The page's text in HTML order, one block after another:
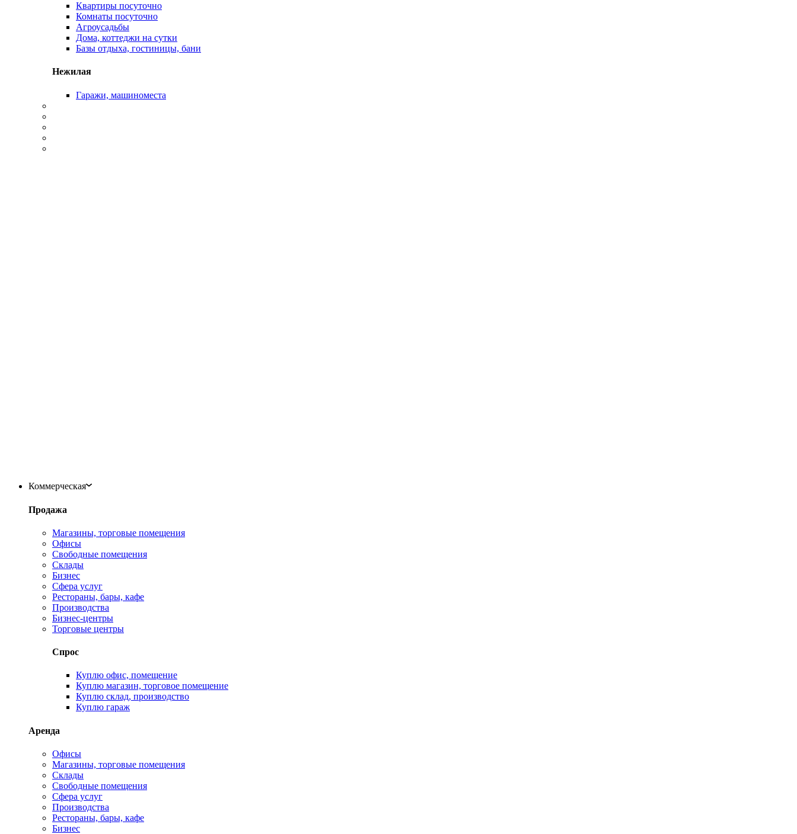
Квартиры посуточно
Комнаты посуточно
Агроусадьбы
Дома, коттеджи на сутки
Базы отдыха, гостиницы, бани
Нежилая
Гаражи, машиноместа
Коммерческая
Продажа
Магазины, торговые помещения
Офисы
Свободные помещения
Склады
Бизнес
Сфера услуг
Рестораны, бары, кафе
Производства
Бизнес-центры
Торговые центры
Спрос
Куплю офис, помещение
Куплю магазин, торговое помещение
Куплю склад, производство
Куплю гараж
Аренда
Офисы
Магазины, торговые помещения
Склады
Свободные помещения
Сфера услуг
Производства
Рестораны, бары, кафе
Бизнес